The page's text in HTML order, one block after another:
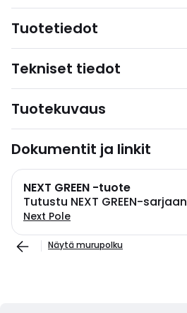
Tuotetiedot
Tekniset tiedot
Tuotekuvaus
Dokumentit ja linkit
NEXT GREEN -tuote
Tutustu NEXT GREEN-sarjaan
Next Pole
Näytä murupolku